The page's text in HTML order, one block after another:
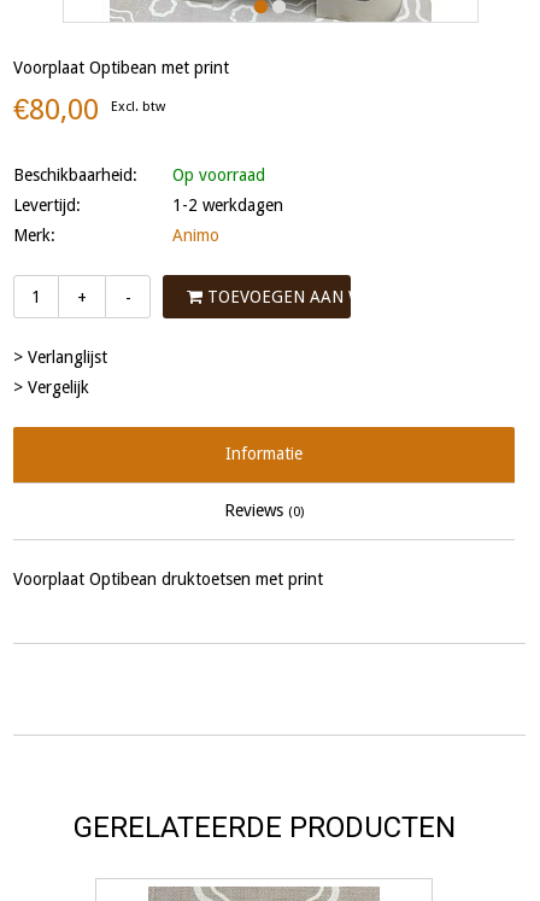
Voorplaat Optibean met print
€80,00 Excl. btw
Beschikbaarheid:
Op voorraad
Levertijd:
1-2 werkdagen
Merk:
Animo
+ - TOEVOEGEN AAN WINKELWAGEN
> Verlanglijst
> Vergelijk
Informatie
Reviews (0)
Voorplaat Optibean druktoetsen met print
GERELATEERDE PRODUCTEN